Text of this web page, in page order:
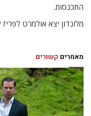
התכנסות.
מלונדון יצא אולמרט
מאמרים קשורים